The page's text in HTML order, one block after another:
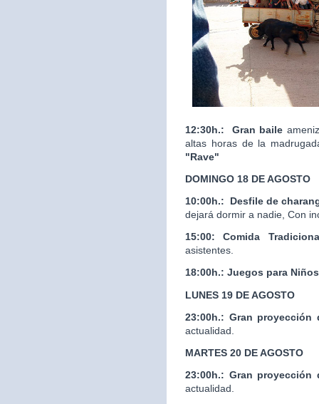
12:30h.: Gran baile
altas horas de la
"Rave"
DOMINGO 18 DE AGOSTO
10:00h.:
Desfile de
dejará dormir a nadie, Con
15:00: Comida
asistentes.
18:00h.: Juegos para Niños
LUNES 19 DE AGOSTO
23:00h.: Gran proyección
actualidad.
MARTES 20 DE AGOSTO
23:00h.: Gran proyección
actualidad.